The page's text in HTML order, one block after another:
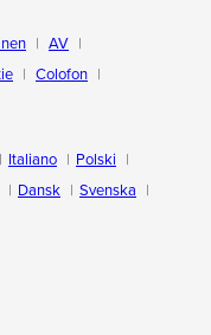
AV
Colofon
Italiano
Polski
Dansk
Svenska